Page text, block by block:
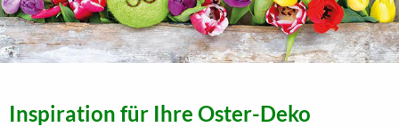
Inspiration für Ihre Oster-Deko